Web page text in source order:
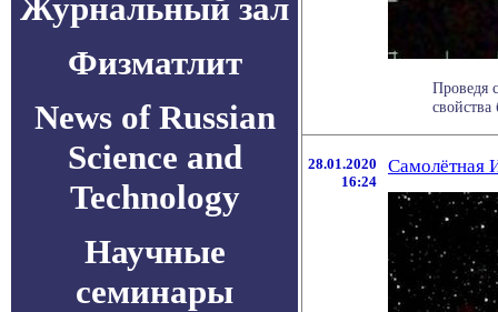
Журнальный зал
Физматлит
News of Russian
Science and
Technology
Научные
семинары
Проведя
28.01.2020
16:24
Самолётная